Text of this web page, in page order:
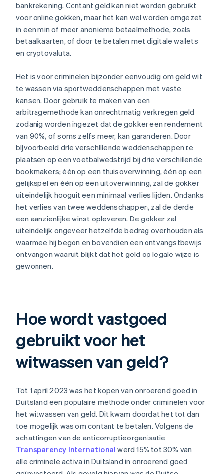
bankrekening. Contant geld kan niet worden gebruikt
voor online gokken, maar het kan wel worden omgezet
in een min of meer anonieme betaalmethode, zoals
betaalkaarten, of door te betalen met digitale wallets
en cryptovaluta.
Het is voor criminelen bijzonder eenvoudig om geld wit
te wassen via sportweddenschappen met vaste
kansen. Door gebruik te maken van een
arbitragemethode kan onrechtmatig verkregen geld
zodanig worden ingezet dat de gokker een rendement
van 90%, of soms zelfs meer, kan garanderen. Door
bijvoorbeeld drie verschillende weddenschappen te
plaatsen op een voetbalwedstrijd bij drie verschillende
bookmakers; één op een thuisoverwinning, één op een
gelijkspel en één op een uitoverwinning, zal de gokker
uiteindelijk hooguit een minimaal verlies lijden. Ondanks
het verlies van twee weddenschappen, zal de derde
een aanzienlijke winst opleveren. De gokker zal
uiteindelijk ongeveer hetzelfde bedrag overhouden als
waarmee hij begon en bovendien een ontvangstbewijs
ontvangen waaruit blijkt dat het geld op legale wijze is
gewonnen.
Hoe wordt vastgoed
gebruikt voor het
witwassen van geld?
Tot 1 april 2023 was het kopen van onroerend goed in
Duitsland een populaire methode onder criminelen voor
het witwassen van geld. Dit kwam doordat het tot dan
toe mogelijk was om contant te betalen. Volgens de
schattingen van de anticorruptieorganisatie
Transparency International werd 15% tot 30% van
alle criminele activa in Duitsland in onroerend goed